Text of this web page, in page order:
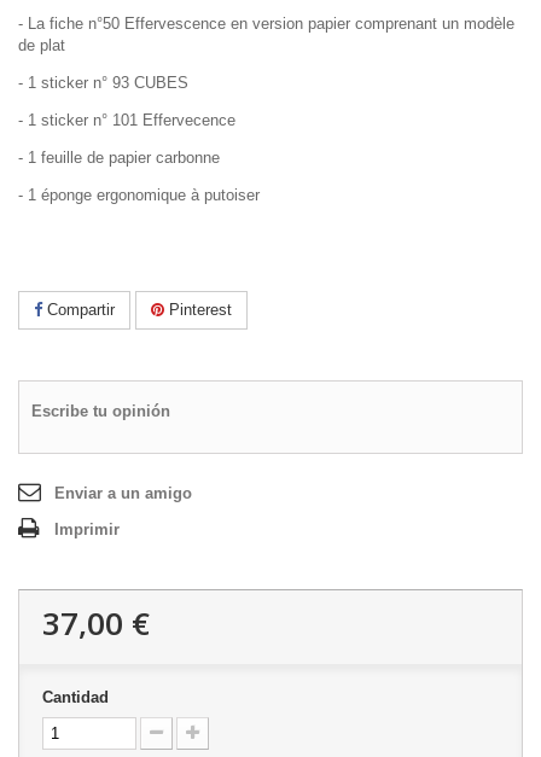
- La fiche n°50 Effervescence en version papier comprenant un modèle
de plat
- 1 sticker n° 93 CUBES
- 1 sticker n° 101 Effervecence
- 1 feuille de papier carbonne
- 1 éponge ergonomique à putoiser
Compartir Pinterest
Escribe tu opinión
Enviar a un amigo
Imprimir
37,00 €
Cantidad